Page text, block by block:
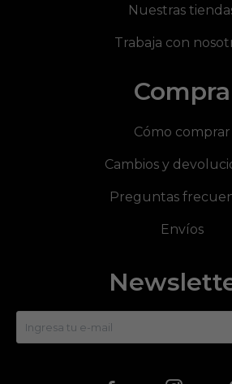
Nuestras
Trabaja con
Compra
Cómo comprar
Cambios y
Preguntas
Envíos